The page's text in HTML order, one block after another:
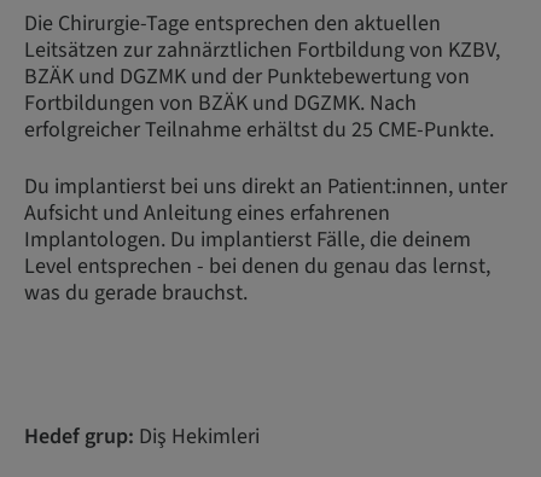
Die Chirurgie-Tage entsprechen den aktuellen
Leitsätzen zur zahnärztlichen Fortbildung von KZBV,
BZÄK und DGZMK und der Punktebewertung von
Fortbildungen von BZÄK und DGZMK. Nach
erfolgreicher Teilnahme erhältst du 25 CME-Punkte.
Du implantierst bei uns direkt an Patient:innen, unter
Aufsicht und Anleitung eines erfahrenen
Implantologen. Du implantierst Fälle, die deinem
Level entsprechen - bei denen du genau das lernst,
was du gerade brauchst.
Hedef grup: Diş Hekimleri